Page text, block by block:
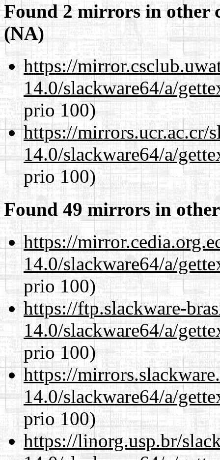
Found 2 mirrors in other
(NA)
https://
14.0/slackware64/a/
prio 100)
https://mirrors.ucr.ac.cr/
14.0/slackware64/a/
prio 100)
Found 49 mirrors in
https://
14.0/slackware64/a/
prio 100)
https://ftp.slackware-
14.0/slackware64/a/
prio 100)
https://
14.0/slackware64/a/
prio 100)
https://linorg.usp.br/